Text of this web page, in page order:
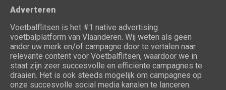
Adverteren
Voetbalflitsen is het #1 native advertising
voetbalplatform van Vlaanderen. Wij weten als geen
ander uw merk en/of campagne door te vertalen naar
relevante content voor Voetbalflitsen, waardoor we in
staat zijn zeer succesvolle en efficiënte campagnes te
draaien. Het is ook steeds mogelijk om campagnes op
onze succesvolle social media kanalen te lanceren.